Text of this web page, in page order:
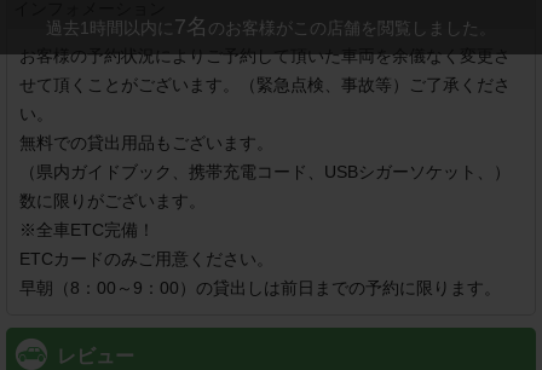
お客様の予約状況によりご予約して頂いた車両を余儀なく変更さ
せて頂くことがございます。（緊急点検、事故等）ご了承くださ
い。
無料での貸出用品もございます。
（県内ガイドブック、携帯充電コード、USBシガーソケット、）
数に限りがございます。
※全車ETC完備！
ETCカードのみご用意ください。
早朝（8：00～9：00）の貸出しは前日までの予約に限ります。
レビュー
過去1時間以内に7名 のお客様がこの店舗を閲覧しました。